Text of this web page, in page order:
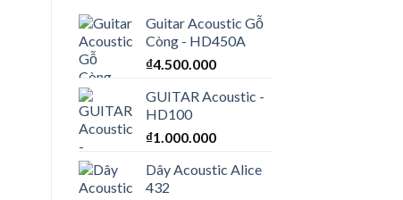
Guitar Acoustic Gỗ
Còng - HD450A
₫4.500.000
GUITAR Acoustic -
HD100
₫1.000.000
Dây Acoustic Alice
432